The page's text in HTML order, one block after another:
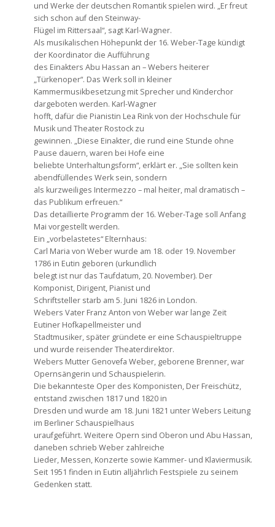
und Werke der deutschen Romantik spielen wird. „Er freut
sich schon auf den Steinway-
Flügel im Rittersaal“, sagt Karl-Wagner.
Als musikalischen Höhepunkt der 16. Weber-Tage kündigt
der Koordinator die Aufführung
des Einakters Abu Hassan an – Webers heiterer
„Türkenoper“. Das Werk soll in kleiner
Kammermusikbesetzung mit Sprecher und Kinderchor
dargeboten werden. Karl-Wagner
hofft, dafür die Pianistin Lea Rink von der Hochschule für
Musik und Theater Rostock zu
gewinnen. „Diese Einakter, die rund eine Stunde ohne
Pause dauern, waren bei Hofe eine
beliebte Unterhaltungsform“, erklärt er. „Sie sollten kein
abendfüllendes Werk sein, sondern
als kurzweiliges Intermezzo – mal heiter, mal dramatisch –
das Publikum erfreuen.“
Das detaillierte Programm der 16. Weber-Tage soll Anfang
Mai vorgestellt werden.
Ein „vorbelastetes“ Elternhaus:
Carl Maria von Weber wurde am 18. oder 19. November
1786 in Eutin geboren (urkundlich
belegt ist nur das Taufdatum, 20. November). Der
Komponist, Dirigent, Pianist und
Schriftsteller starb am 5. Juni 1826 in London.
Webers Vater Franz Anton von Weber war lange Zeit
Eutiner Hofkapellmeister und
Stadtmusiker, später gründete er eine Schauspieltruppe
und wurde reisender Theaterdirektor.
Webers Mutter Genovefa Weber, geborene Brenner, war
Opernsängerin und Schauspielerin.
Die bekannteste Oper des Komponisten, Der Freischütz,
entstand zwischen 1817 und 1820 in
Dresden und wurde am 18. Juni 1821 unter Webers Leitung
im Berliner Schauspielhaus
uraufgeführt. Weitere Opern sind Oberon und Abu Hassan,
daneben schrieb Weber zahlreiche
Lieder, Messen, Konzerte sowie Kammer- und Klaviermusik.
Seit 1951 finden in Eutin alljährlich Festspiele zu seinem
Gedenken statt.